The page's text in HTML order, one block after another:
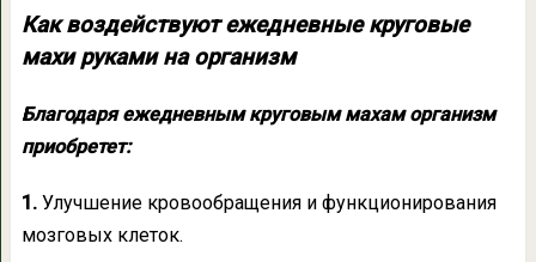
Как воздействуют ежедневные круговые
махи руками на организм
Благодаря ежедневным круговым махам организм
приобретет:
1. Улучшение кровообращения и функционирования
мозговых клеток.